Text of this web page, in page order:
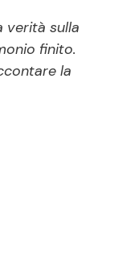
verità sulla
finito.
la